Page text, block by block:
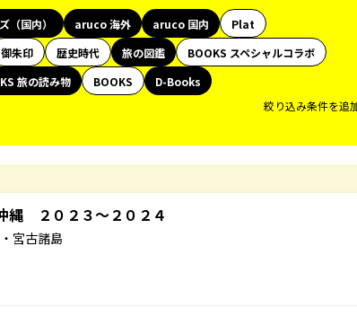
（国内） aruco 海外 aruco 国内
Plat
御朱印 歴史時代 旅の図鑑
BOOKS スペシャルコラボ
旅の読み物 BOOKS
D-Books
絞り込み条件を追
２０２３～２０２４
宮古諸島